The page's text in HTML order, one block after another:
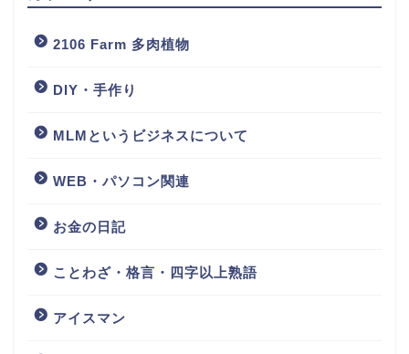
2106 Farm 多肉植物
DIY・手作り
MLMというビジネスについて
WEB・パソコン関連
お金の日記
ことわざ・格言・四字以上熟語
アイスマン